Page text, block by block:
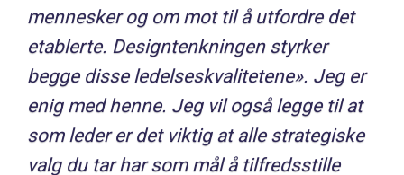
mennesker og om mot til å utfordre det
etablerte. Designtenkningen styrker
begge disse ledelseskvalitetene». Jeg er
enig med henne. Jeg vil også legge til at
som leder er det viktig at alle strategiske
valg du tar har som mål å tilfredsstille